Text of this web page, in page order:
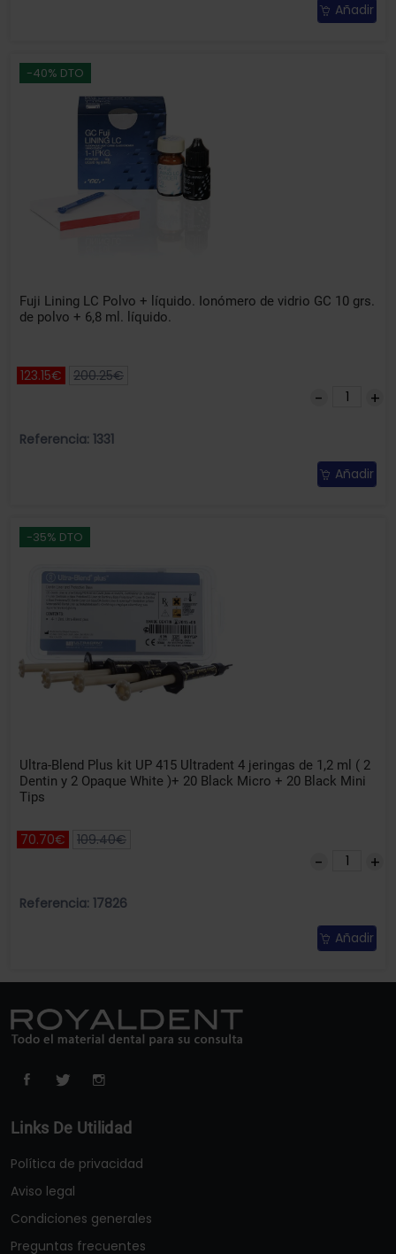
Añadir
-40% DTO
Fuji Lining LC Polvo + líquido. Ionómero de vidrio GC 10 grs.
de polvo + 6,8 ml. líquido.
123.15€ 200.25€
Referencia: 1331
Añadir
-35% DTO
Ultra-Blend Plus kit UP 415 Ultradent 4 jeringas de 1,2 ml ( 2
Dentin y 2 Opaque White )+ 20 Black Micro + 20 Black Mini
Tips
70.70€ 109.40€
Referencia: 17826
Añadir
Links De Utilidad
Política de privacidad
Aviso legal
Condiciones generales
Preguntas frecuentes